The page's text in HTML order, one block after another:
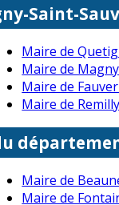
Saint-
Maire de
Maire de
Maire de
Maire de
Maire de
Maire de